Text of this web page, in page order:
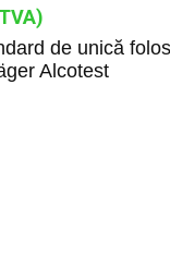
de unică
Alcotest